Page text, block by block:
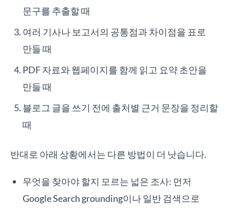
문구를 추출할 때
여러 기사나 보고서의 공통점과 차이점을 표로
만들 때
PDF 자료와 웹페이지를 함께 읽고 요약 초안을
만들 때
블로그 글을 쓰기 전에 출처별 근거 문장을 정리할
때
반대로 아래 상황에서는 다른 방법이 더 낫습니다.
무엇을 찾아야 할지 모르는 넓은 조사: 먼저
Google Search grounding이나 일반 검색으로